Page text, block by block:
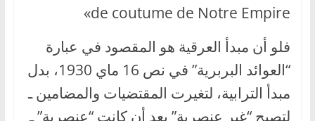
de coutume de Notre Empire»
فلو أن مبدأ العرقية هو المقصود في عبارة
“العوائد البربرية” في نص 16 ماي 1930، بدل
مبدأ الترابية، لتغيرت المقتضيات والمضامين ـ
لتصبح “غير عنصرية” بعد أن كانت “عنصرية” ـ